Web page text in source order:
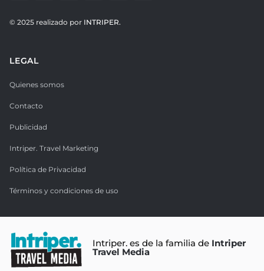
© 2025 realizado por INTRIPER.
LEGAL
Quienes somos
Contacto
Publicidad
Intriper. Travel Marketing
Política de Privacidad
Términos y condiciones de uso
Intriper. es de la familia de Intriper
Travel Media